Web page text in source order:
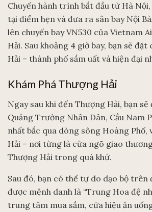
Chuyến hành trình bắt đầu từ Hà
tại điểm hẹn và đưa ra sân bay Nội
lên chuyến bay VN530 của Vietnam
Hải. Sau khoảng 4 giờ bay, bạn sẽ
Hải – thành phố sầm uất và hiện đại
Khám Phá Thượng Hải
Ngay sau khi đến Thượng Hải, bạn
Quảng Trường Nhân Dân, Cầu Nam
nhất bắc qua dòng sông Hoàng Phố,
Hải – nơi từng là cửa ngõ giao
Thượng Hải trong quá khứ.
Sau đó, bạn có thể tự do dạo bộ trên
được mệnh danh là “Trung Hoa đệ
trung tâm mua sắm, cửa hiệu ăn